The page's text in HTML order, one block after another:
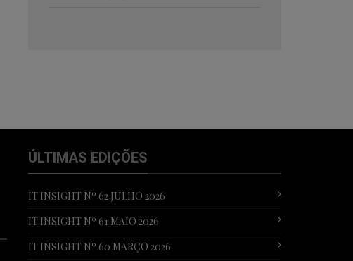
ÚLTIMAS EDIÇÕES
IT INSIGHT Nº 62 JULHO 2026
IT INSIGHT Nº 61 MAIO 2026
IT INSIGHT Nº 60 MARÇO 2026